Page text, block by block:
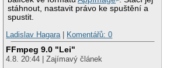
stáhnout, nastavit právo ke spuštění a
spustit.
Ladislav Hagara | Komentářů: 0
FFmpeg 9.0 "Lei"
4.8. 20:44 | Zajímavý článek